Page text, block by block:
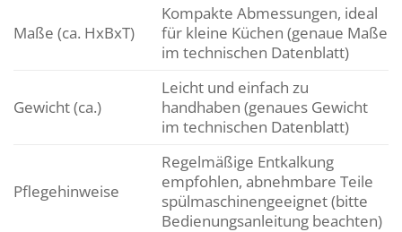
Maße (ca. HxBxT)
Kompakte Abmessungen, ideal
für kleine Küchen (genaue Maße
im technischen Datenblatt)
Gewicht (ca.)
Leicht und einfach zu
handhaben (genaues Gewicht
im technischen Datenblatt)
Pflegehinweise
Regelmäßige Entkalkung
empfohlen, abnehmbare Teile
spülmaschinengeeignet (bitte
Bedienungsanleitung beachten)